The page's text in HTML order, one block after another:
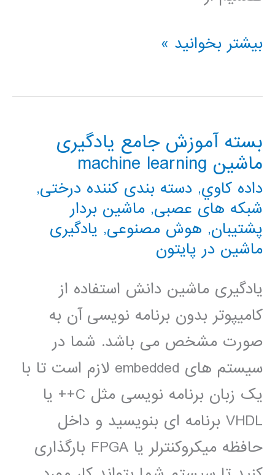
برنامه
متلب
تصمیم
بیشتر بخوانید »
بسته آموزش جامع یادگیری
ماشین machine learning
داده كاوي, دسته بندی کننده درختی,
شبکه های عصبی, ماشین بردار
پشتیبان, هوش مصنوعی, یادگیری
ماشین در پایتون
یادگیری ماشین دانش استفاده از
کامیپوتر بدون برنامه نویسی آن به
صورت مشخص می باشد. شما در
سیستم های embedded لازم است تا با
یک زبان برنامه نویسی مثل C++ یا
VHDL برنامه ای بنویسید و داخل
حافظه میکروکنترلر یا FPGA بارگذاری